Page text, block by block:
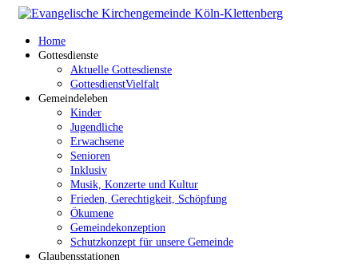
Home
Gottesdienste
Aktuelle Gottesdienste
GottesdienstVielfalt
Gemeindeleben
Kinder
Jugendliche
Erwachsene
Senioren
Inklusiv
Musik, Konzerte und Kultur
Frieden, Gerechtigkeit, Schöpfung
Ökumene
Gemeindekonzeption
Schutzkonzept für unsere Gemeinde
Glaubensstationen